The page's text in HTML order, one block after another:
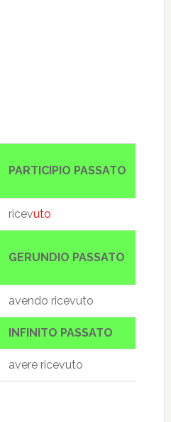
PARTICIPIO PASSATO
ricevuto
GERUNDIO PASSATO
avendo ricevuto
INFINITO PASSATO
avere ricevuto